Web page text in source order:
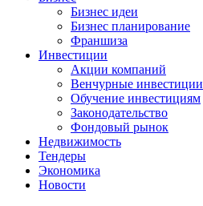
Бизнес идеи
Бизнес планирование
Франшиза
Инвестиции
Акции компаний
Венчурные инвестиции
Обучение инвестициям
Законодательство
Фондовый рынок
Недвижимость
Тендеры
Экономика
Новости